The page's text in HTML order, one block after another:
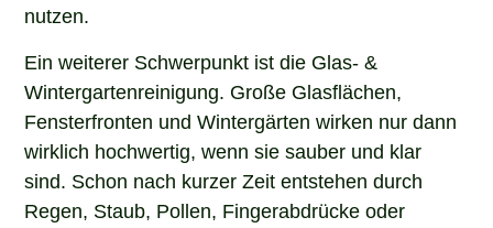
nutzen.
Ein weiterer Schwerpunkt ist die Glas- &
Wintergartenreinigung. Große Glasflächen,
Fensterfronten und Wintergärten wirken nur dann
wirklich hochwertig, wenn sie sauber und klar
sind. Schon nach kurzer Zeit entstehen durch
Regen, Staub, Pollen, Fingerabdrücke oder